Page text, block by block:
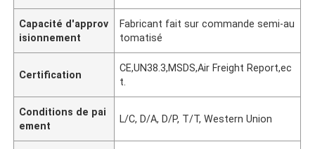
Capacité d'approv
isionnement
Fabricant fait sur commande semi-au
tomatisé
Certification
CE,UN38.3,MSDS,Air Freight Report,ec
t.
Conditions de pai
ement
L/C, D/A, D/P, T/T, Western Union